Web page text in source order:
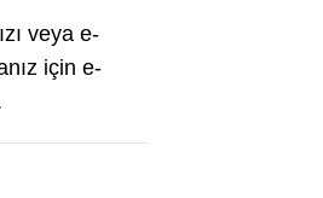
veya e-
için e-